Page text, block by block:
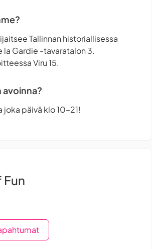
Tallinnan historiallisessa
la Gardie -tavaratalon 3.
Viru 15.
avoinna?
päivä klo 10–21!
Fun